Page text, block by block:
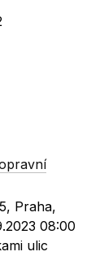
Praha,
08:00
ulic